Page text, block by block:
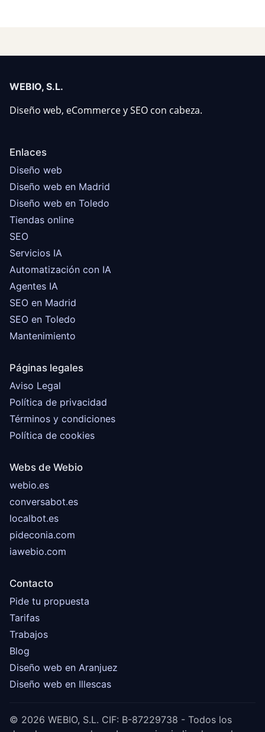
WEBIO, S.L.
Diseño web, eCommerce y SEO con cabeza.
Enlaces
Diseño web
Diseño web en Madrid
Diseño web en Toledo
Tiendas online
SEO
Servicios IA
Automatización con IA
Agentes IA
SEO en Madrid
SEO en Toledo
Mantenimiento
Páginas legales
Aviso Legal
Política de privacidad
Términos y condiciones
Política de cookies
Webs de Webio
webio.es
conversabot.es
localbot.es
pideconia.com
iawebio.com
Contacto
Pide tu propuesta
Tarifas
Trabajos
Blog
Diseño web en Aranjuez
Diseño web en Illescas
© 2026 WEBIO, S.L. CIF: B-87229738 - Todos los